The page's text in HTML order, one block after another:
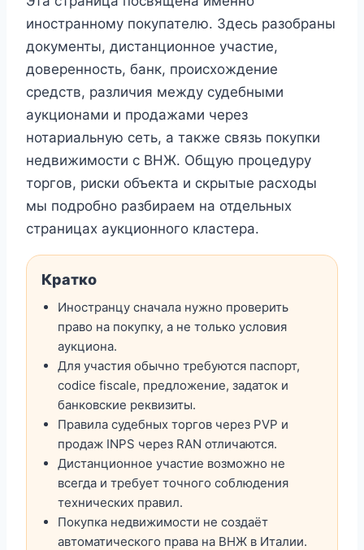
иностранному покупателю. Здесь разобраны
документы, дистанционное участие,
доверенность, банк, происхождение
средств, различия между судебными
аукционами и продажами через
нотариальную сеть, а также связь покупки
недвижимости с ВНЖ. Общую процедуру
торгов, риски объекта и скрытые расходы
мы подробно разбираем на отдельных
страницах аукционного кластера.
Кратко
Иностранцу сначала нужно проверить
право на покупку, а не только условия
аукциона.
Для участия обычно требуются паспорт,
codice fiscale, предложение, задаток и
банковские реквизиты.
Правила судебных торгов через PVP и
продаж INPS через RAN отличаются.
Дистанционное участие возможно не
всегда и требует точного соблюдения
технических правил.
Покупка недвижимости не создаёт
автоматического права на ВНЖ в Италии.